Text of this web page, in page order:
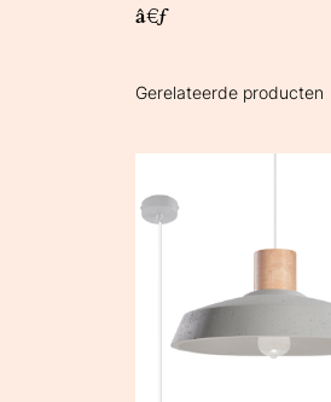
â€ƒ
Gerelateerde producten